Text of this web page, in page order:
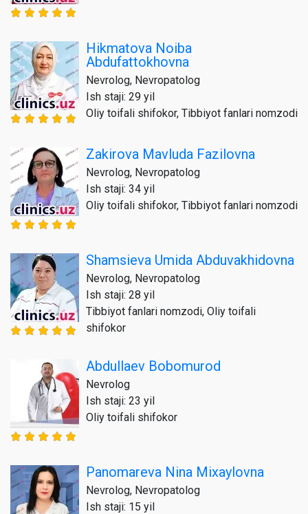
Hikmatova Noiba
Abdufattokhovna
Nevrolog, Nevropatolog
Ish staji: 29 yil
Oliy toifali shifokor, Tibbiyot fanlari nomzodi
Zakirova Mavluda Fazilovna
Nevrolog, Nevropatolog
Ish staji: 34 yil
Oliy toifali shifokor, Tibbiyot fanlari nomzodi
Shamsieva Umida Abduvakhidovna
Nevrolog, Nevropatolog
Ish staji: 28 yil
Tibbiyot fanlari nomzodi, Oliy toifali
shifokor
Abdullaev Bobomurod
Nevrolog
Ish staji: 23 yil
Oliy toifali shifokor
Panomareva Nina Mixaylovna
Nevrolog, Nevropatolog
Ish staji: 15 yil